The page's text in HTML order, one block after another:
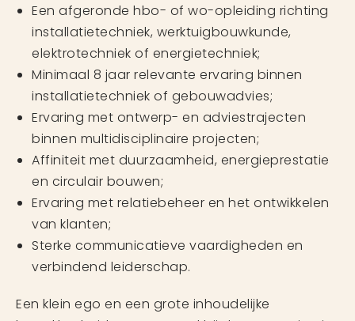
Een afgeronde hbo- of wo-opleiding richting
installatietechniek, werktuigbouwkunde,
elektrotechniek of energietechniek;
Minimaal 8 jaar relevante ervaring binnen
installatietechniek of gebouwadvies;
Ervaring met ontwerp- en adviestrajecten
binnen multidisciplinaire projecten;
Affiniteit met duurzaamheid, energieprestatie
en circulair bouwen;
Ervaring met relatiebeheer en het ontwikkelen
van klanten;
Sterke communicatieve vaardigheden en
verbindend leiderschap.
Een klein ego en een grote inhoudelijke